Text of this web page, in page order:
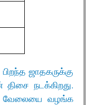
ஜாதகருக்கு
திசை நடக்கிறது.
வேலையை வழங்க